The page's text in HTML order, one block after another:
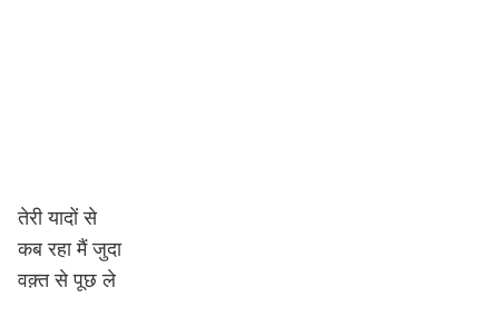
तेरी यादों से
कब रहा मैं जुदा
वक़्त से पूछ ले